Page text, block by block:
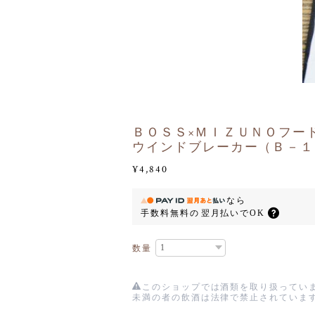
ＢＯＳＳ×ＭＩＺＵＮＯフー
ウインドブレーカー（Ｂ－
¥4,840
なら
手数料無料の 翌月払いでOK
数量
このショップでは酒類を取り扱ってい
未満の者の飲酒は法律で禁止されていま